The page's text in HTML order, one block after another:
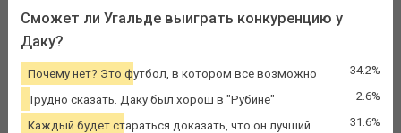
Сможет ли Угальде выиграть конкуренцию у
Даку?
Почему нет? Это футбол, в котором все возможно 34.2%
Трудно сказать. Даку был хорош в "Рубине" 2.6%
Каждый будет стараться доказать, что он лучший 31.6%